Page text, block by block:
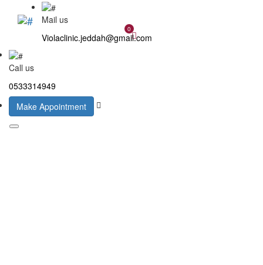
0
Mail us
Violaclinic.jeddah@gmail.com
Call us
0533314949
Make Appointment